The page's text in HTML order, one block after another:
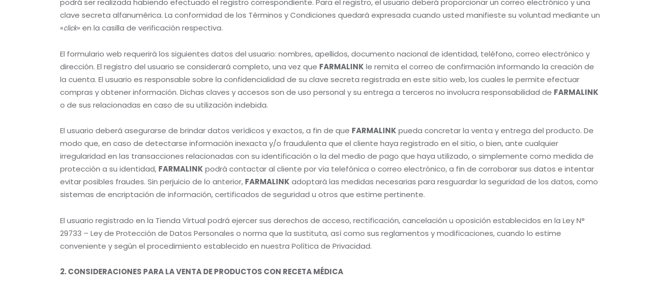
podrá ser realizada habiendo efectuado el registro correspondiente. Para el registro, el usuario deberá proporcionar un correo electrónico y una
clave secreta alfanumérica. La conformidad de los Términos y Condiciones quedará expresada cuando usted manifieste su voluntad mediante un
«click» en la casilla de verificación respectiva.
El formulario web requerirá los siguientes datos del usuario: nombres, apellidos, documento nacional de identidad, teléfono, correo electrónico y
dirección. El registro del usuario se considerará completo, una vez que FARMALINK le remita el correo de confirmación informando la creación de
la cuenta. El usuario es responsable sobre la confidencialidad de su clave secreta registrada en este sitio web, los cuales le permite efectuar
compras y obtener información. Dichas claves y accesos son de uso personal y su entrega a terceros no involucra responsabilidad de FARMALINK
o de sus relacionadas en caso de su utilización indebida.
El usuario deberá asegurarse de brindar datos verídicos y exactos, a fin de que FARMALINK pueda concretar la venta y entrega del producto. De
modo que, en caso de detectarse información inexacta y/o fraudulenta que el cliente haya registrado en el sitio, o bien, ante cualquier
irregularidad en las transacciones relacionadas con su identificación o la del medio de pago que haya utilizado, o simplemente como medida de
protección a su identidad, FARMALINK podrá contactar al cliente por vía telefónica o correo electrónico, a fin de corroborar sus datos e intentar
evitar posibles fraudes. Sin perjuicio de lo anterior, FARMALINK adoptará las medidas necesarias para resguardar la seguridad de los datos, como
sistemas de encriptación de información, certificados de seguridad u otros que estime pertinente.
El usuario registrado en la Tienda Virtual podrá ejercer sus derechos de acceso, rectificación, cancelación u oposición establecidos en la Ley N°
29733 – Ley de Protección de Datos Personales o norma que la sustituta, así como sus reglamentos y modificaciones, cuando lo estime
conveniente y según el procedimiento establecido en nuestra Política de Privacidad.
2. CONSIDERACIONES PARA LA VENTA DE PRODUCTOS CON RECETA MÉDICA